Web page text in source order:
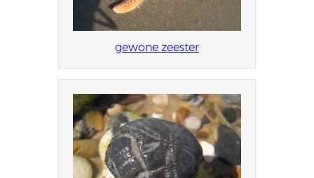
gewone zeester